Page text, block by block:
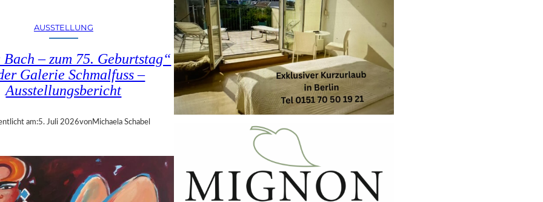
AUSSTELLUNG
– zum 75. Geburtstag“
Galerie Schmalfuss –
Ausstellungsbericht
am:5. Juli 2026vonMichaela Schabel